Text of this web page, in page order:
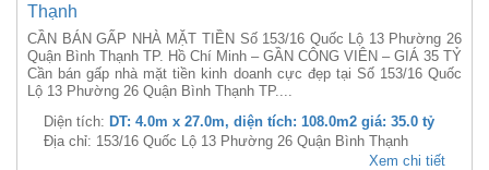
Thạnh
CẦN BÁN GẤP NHÀ MẶT TIỀN Số 153/16 Quốc Lộ 13 Phường 26
Quận Bình Thạnh TP. Hồ Chí Minh – GẦN CÔNG VIÊN – GIÁ 35 TỶ
Cần bán gấp nhà mặt tiền kinh doanh cực đẹp tại Số 153/16 Quốc
Lộ 13 Phường 26 Quận Bình Thạnh TP....
Diện tích: DT: 4.0m x 27.0m, diện tích: 108.0m2 giá: 35.0 tỷ
Địa chỉ: 153/16 Quốc Lộ 13 Phường 26 Quận Bình Thạnh
Xem chi tiết